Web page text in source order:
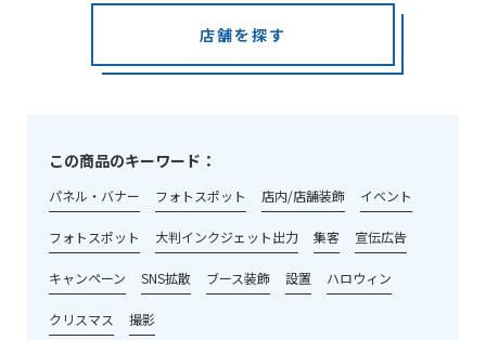
店舗を探す
この商品のキーワード：
パネル・バナー フォトスポット 店内/店舗装飾 イベント
フォトスポット 大判インクジェット出力 集客 宣伝広告
キャンペーン SNS拡散 ブース装飾 設置 ハロウィン
クリスマス 撮影